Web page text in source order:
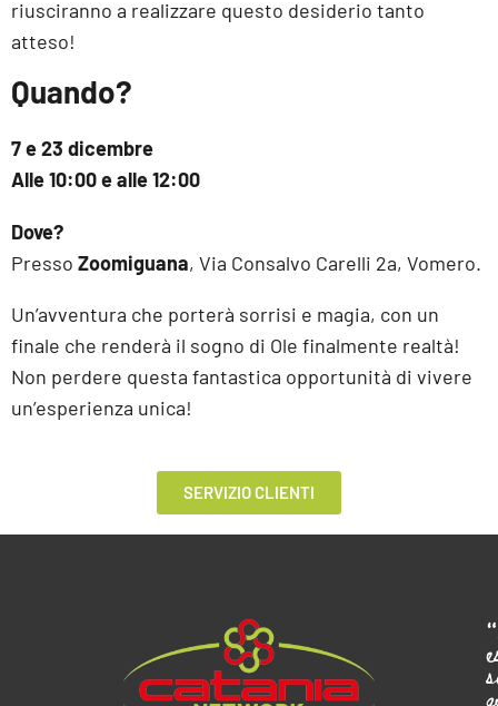
riusciranno a realizzare questo desiderio tanto
atteso!
Quando?
7 e 23 dicembre
Alle 10:00 e alle 12:00
Dove?
Presso Zoomiguana, Via Consalvo Carelli 2a, Vomero.
Un’avventura che porterà sorrisi e magia, con un
finale che renderà il sogno di Ole finalmente realtà!
Non perdere questa fantastica opportunità di vivere
un’esperienza unica!
SERVIZIO CLIENTI